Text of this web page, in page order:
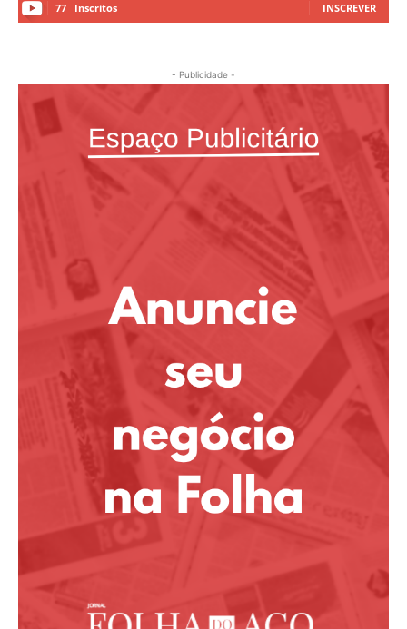
77 Inscritos INSCREVER
- Publicidade -